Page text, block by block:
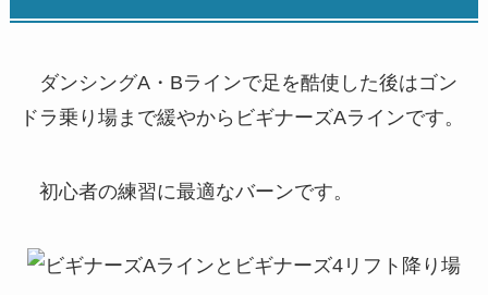
ダンシングA・Bラインで足を酷使した後はゴン
ドラ乗り場まで緩やからビギナーズAラインです。
初心者の練習に最適なバーンです。